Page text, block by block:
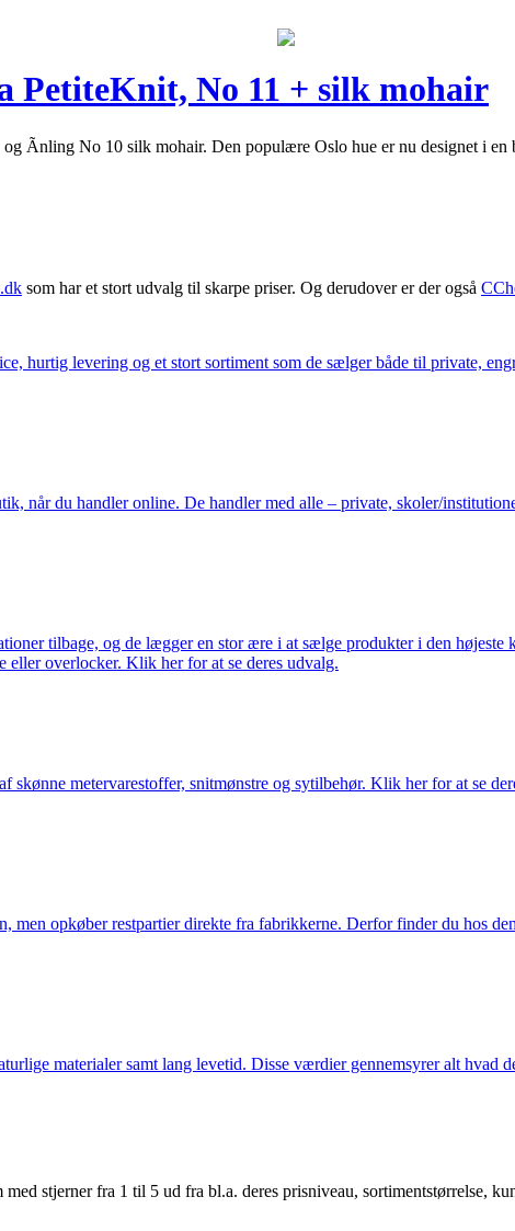
PetiteKnit, No 11 + silk mohair
Ãnling No 10 silk mohair. Den populære Oslo hue er nu designet i
som har et stort udvalg til skarpe priser. Og derudover er der også
hurtig levering og et stort sortiment som de sælger både til private,
når du handler online. De handler med alle – private, skoler/
tilbage, og de lægger en stor ære i at sælge produkter i den
eller overlocker. Klik her for at se deres udvalg.
skønne metervarestoffer, snitmønstre og sytilbehør. Klik her for at se
men opkøber restpartier direkte fra fabrikkerne. Derfor finder du hos
materialer samt lang levetid. Disse værdier gennemsyrer alt hvad
stjerner fra 1 til 5 ud fra bl.a. deres prisniveau, sortimentstørrelse,